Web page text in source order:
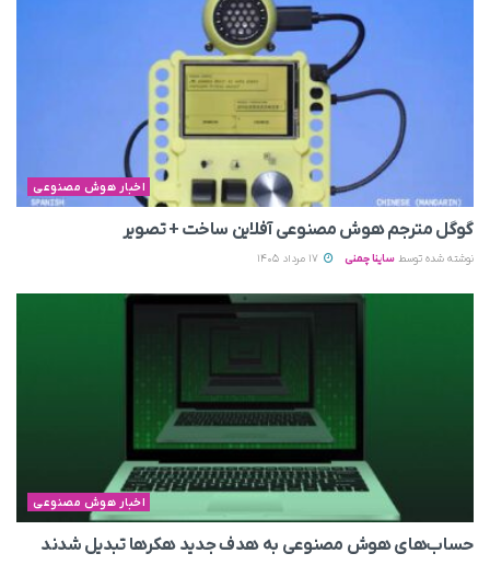
اخبار هوش مصنوعی
گوگل مترجم هوش مصنوعی آفلاین ساخت + تصویر
نوشته شده توسط ساینا چمنی
اخبار هوش مصنوعی
حساب‌های هوش مصنوعی به هدف جدید هکرها تبدیل شدند